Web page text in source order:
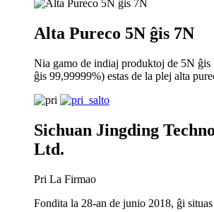
Alta Pureco 5N ĝis 7N
Nia gamo de indiaj produktoj de 5N
ĝis 99,99999%) estas de la plej alta
Sichuan Jingding
Ltd.
Pri La Firmao
Fondita la 28-an de junio 2018, ĝi